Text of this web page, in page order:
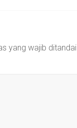
yang wajib ditandai